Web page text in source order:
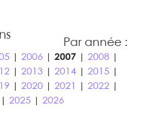
Par année :
| 2006 2007| 2008|
| 2013| 2014| 2015|
2020| 2021 2022|
2025| 2026